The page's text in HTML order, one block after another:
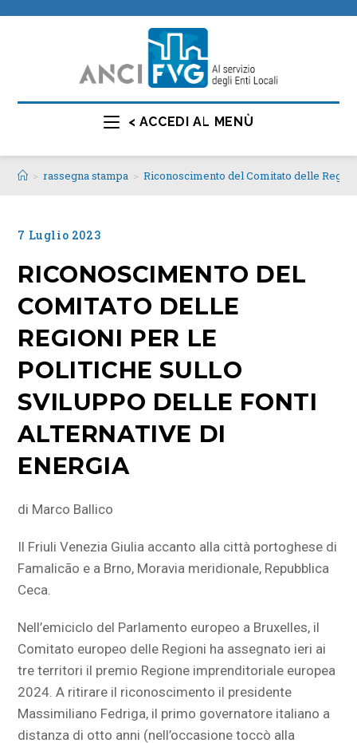
< ACCEDI AL MENÙ
> rassegna stampa > Riconoscimento del Comitato delle
7 Luglio 2023
RICONOSCIMENTO DEL
COMITATO DELLE
REGIONI PER LE
POLITICHE SULLO
SVILUPPO DELLE FONTI
ALTERNATIVE DI
ENERGIA
di Marco Ballico
Il Friuli Venezia Giulia accanto alla città portoghese di
Famalicão e a Brno, Moravia meridionale, Repubblica
Ceca.
Nell’emiciclo del Parlamento europeo a Bruxelles, il
Comitato europeo delle Regioni ha assegnato ieri ai
tre territori il premio Regione imprenditoriale europea
2024. A ritirare il riconoscimento il presidente
Massimiliano Fedriga, il primo governatore italiano a
distanza di otto anni (nell’occasione toccò alla